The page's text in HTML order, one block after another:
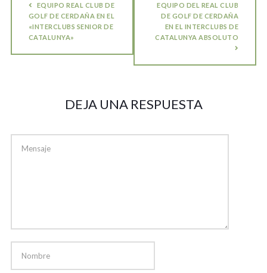
EQUIPO REAL CLUB DE
GOLF DE CERDAÑA EN EL
«INTERCLUBS SENIOR DE
CATALUNYA»
EQUIPO DEL REAL CLUB
DE GOLF DE CERDAÑA
EN EL INTERCLUBS DE
CATALUNYA ABSOLUTO
DEJA UNA RESPUESTA